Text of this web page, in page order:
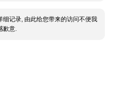
细记录, 由此给您带来的访问不便我
歉意.